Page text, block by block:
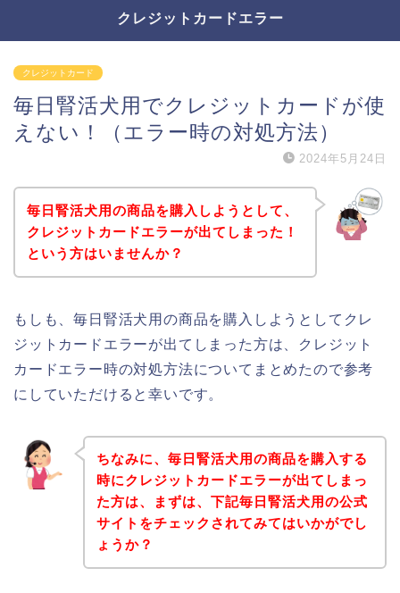
クレジットカードエラー
クレジットカード
毎日腎活犬用でクレジットカードが使
えない！（エラー時の対処方法）
2024年5月24日
毎日腎活犬用の商品を購入しようとして、
クレジットカードエラーが出てしまった！
という方はいませんか？
もしも、毎日腎活犬用の商品を購入しようとしてクレ
ジットカードエラーが出てしまった方は、クレジット
カードエラー時の対処方法についてまとめたので参考
にしていただけると幸いです。
ちなみに、毎日腎活犬用の商品を購入する
時にクレジットカードエラーが出てしまっ
た方は、まずは、下記毎日腎活犬用の公式
サイトをチェックされてみてはいかがでし
ょうか？